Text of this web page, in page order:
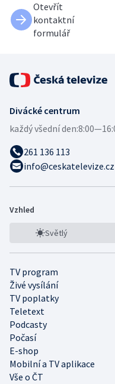
Otevřít
kontaktní
formulář
Divácké centrum
každý všední den:
261 136 113
info@ceskatelevize.cz
Vzhled
Světlý
TV program
Živé vysílání
TV poplatky
Teletext
Podcasty
Počasí
E-shop
Mobilní a TV aplikace
Vše o ČT